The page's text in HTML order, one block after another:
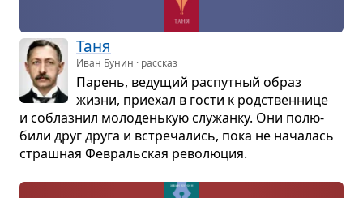
Таня
Иван Бунин · рассказ
Парень, веду­щий рас­пут­ный образ
жизни, при­е­хал в гости к род­ствен­нице
и соблаз­нил моло­день­кую слу­жанку. Они полю­
били друг друга и встре­ча­лись, пока не нача­лась
страш­ная Февраль­ская рево­лю­ция.